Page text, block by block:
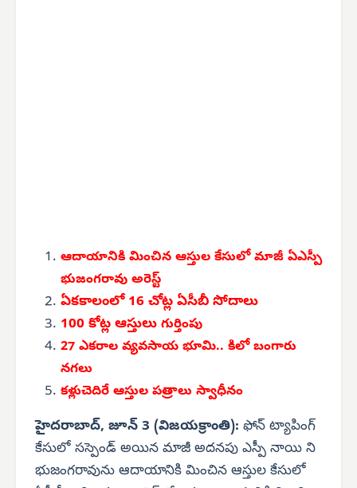
ఆదాయానికి మించిన ఆస్తుల కేసులోమాజీ ఏఎస్పీ
భుజంగరావు అరెస్ట్
ఏకకాలంలో 16 చోట్ల ఏసీబీ సోదాలు
100 కోట్ల ఆస్తులు గుర్తింపు
27 ఎకరాల వ్యవసాయ భూమి.. కిలో బంగారు
నగలు
కళ్లుచెదిరే ఆస్తుల పత్రాలు స్వాధీనం
హైదరాబాద్, జూన్ 3 (విజయక్రాంతి): ఫోన్ ట్యాపింగ్
కేసులో సస్పెండ్ అయిన మాజీ అదనపు ఎస్పీ నాయి ని
భుజంగరావును ఆదాయానికి మించిన ఆస్తుల కేసులో